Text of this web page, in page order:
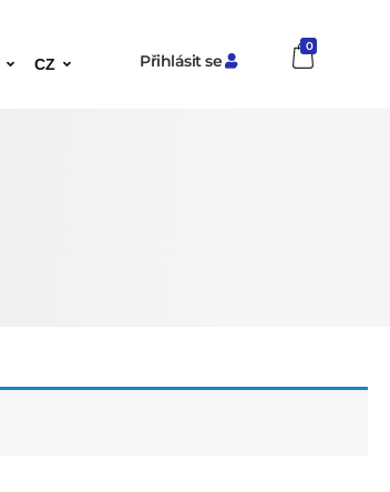
CZ Přihlásit se
0